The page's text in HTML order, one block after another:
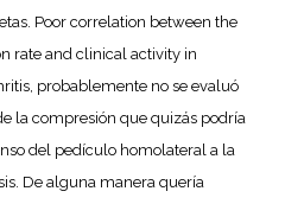
Poor correlation between the
rate and clinical activity in
probablemente no se evaluó
la compresión que quizás podría
del pedículo homolateral a la
De alguna manera quería